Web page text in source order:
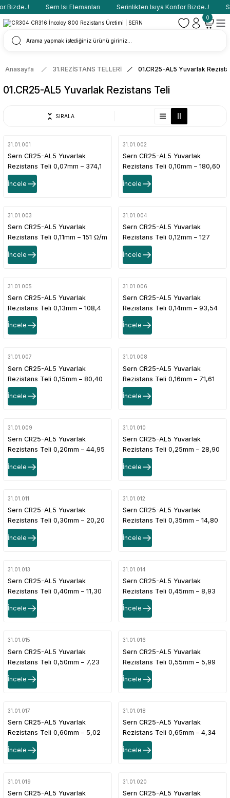
Sern Isı Elemanları Serinlikten Isıya Konfor Bizde..!
0
Anasayfa 31.REZİSTANS TELLERİ 01.CR25-AL5 Yuvarlak
01.CR25-AL5 Yuvarlak Rezistans Teli
SIRALA
31.01.001
Sern CR25-AL5 Yuvarlak
Rezistans Teli 0,07mm – 374,1
Ω/m Direnç Değerli
İncele
31.01.002
Sern CR25-AL5 Yuvarlak
Rezistans Teli 0,10mm – 180,60
Ω/m Direnç Değerli
İncele
31.01.003
Sern CR25-AL5 Yuvarlak
Rezistans Teli 0,11mm – 151 Ω/m
Direnç Değerli
İncele
31.01.004
Sern CR25-AL5 Yuvarlak
Rezistans Teli 0,12mm – 127
Ω/m Direnç Değerli
İncele
31.01.005
Sern CR25-AL5 Yuvarlak
Rezistans Teli 0,13mm – 108,4
Ω/m Direnç Değerli
İncele
31.01.006
Sern CR25-AL5 Yuvarlak
Rezistans Teli 0,14mm – 93,54
Ω/m Direnç Değerli
İncele
31.01.007
Sern CR25-AL5 Yuvarlak
Rezistans Teli 0,15mm – 80,40
Ω/m Direnç Değerli
İncele
31.01.008
Sern CR25-AL5 Yuvarlak
Rezistans Teli 0,16mm – 71,61
Ω/m Direnç Değerli
İncele
31.01.009
Sern CR25-AL5 Yuvarlak
Rezistans Teli 0,20mm – 44,95
Ω/m Direnç Değerli
İncele
31.01.010
Sern CR25-AL5 Yuvarlak
Rezistans Teli 0,25mm – 28,90
Ω/m Direnç Değerli
İncele
31.01.011
Sern CR25-AL5 Yuvarlak
Rezistans Teli 0,30mm – 20,20
Ω/m Direnç Değerli
İncele
31.01.012
Sern CR25-AL5 Yuvarlak
Rezistans Teli 0,35mm – 14,80
Ω/m Direnç Değerli
İncele
31.01.013
Sern CR25-AL5 Yuvarlak
Rezistans Teli 0,40mm – 11,30
Ω/m Direnç Değerli
İncele
31.01.014
Sern CR25-AL5 Yuvarlak
Rezistans Teli 0,45mm – 8,93
Ω/m Direnç Değerli
İncele
31.01.015
Sern CR25-AL5 Yuvarlak
Rezistans Teli 0,50mm – 7,23
Ω/m Direnç Değerli
İncele
31.01.016
Sern CR25-AL5 Yuvarlak
Rezistans Teli 0,55mm – 5,99
Ω/m Direnç Değerli
İncele
31.01.017
Sern CR25-AL5 Yuvarlak
Rezistans Teli 0,60mm – 5,02
Ω/m Direnç Değerli
İncele
31.01.018
Sern CR25-AL5 Yuvarlak
Rezistans Teli 0,65mm – 4,34
Ω/m Direnç Değerli
İncele
31.01.019
Sern CR25-AL5 Yuvarlak
31.01.020
Sern CR25-AL5 Yuvarlak